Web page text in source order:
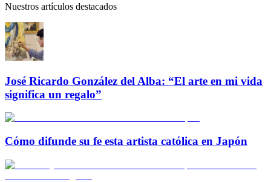
Nuestros artículos destacados
José Ricardo González del Alba: “El arte en mi vida
significa un regalo”
Cómo difunde su fe esta artista católica en Japón